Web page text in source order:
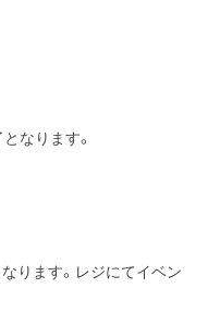
なります。
ります。レジにてイベン